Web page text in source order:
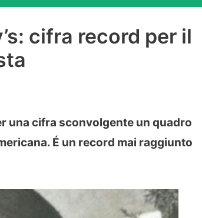
cifra record per il
una cifra sconvolgente un quadro
É un record mai raggiunto